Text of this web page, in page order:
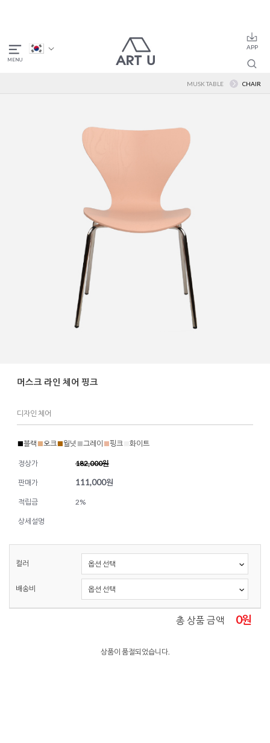
MUSK TABLE CHAIR
머스크 라인 체어 핑크
디자인 체어
■블랙 ■오크■월넛 ■그레이 ■핑크 화이트
정상가 182,000원
판매가 111,000원
적립금 2%
상세설명
컬러
배송비
총 상품 금액 0원
상품이 품절되었습니다.